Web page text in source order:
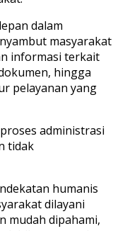
dalam
masyarakat
informasi terkait
hingga
pelayanan yang
administrasi
tidak
humanis
dilayani
mudah dipahami,